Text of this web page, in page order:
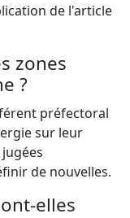
de l'article
zones
?
préfectoral
sur leur
de nouvelles.
elles